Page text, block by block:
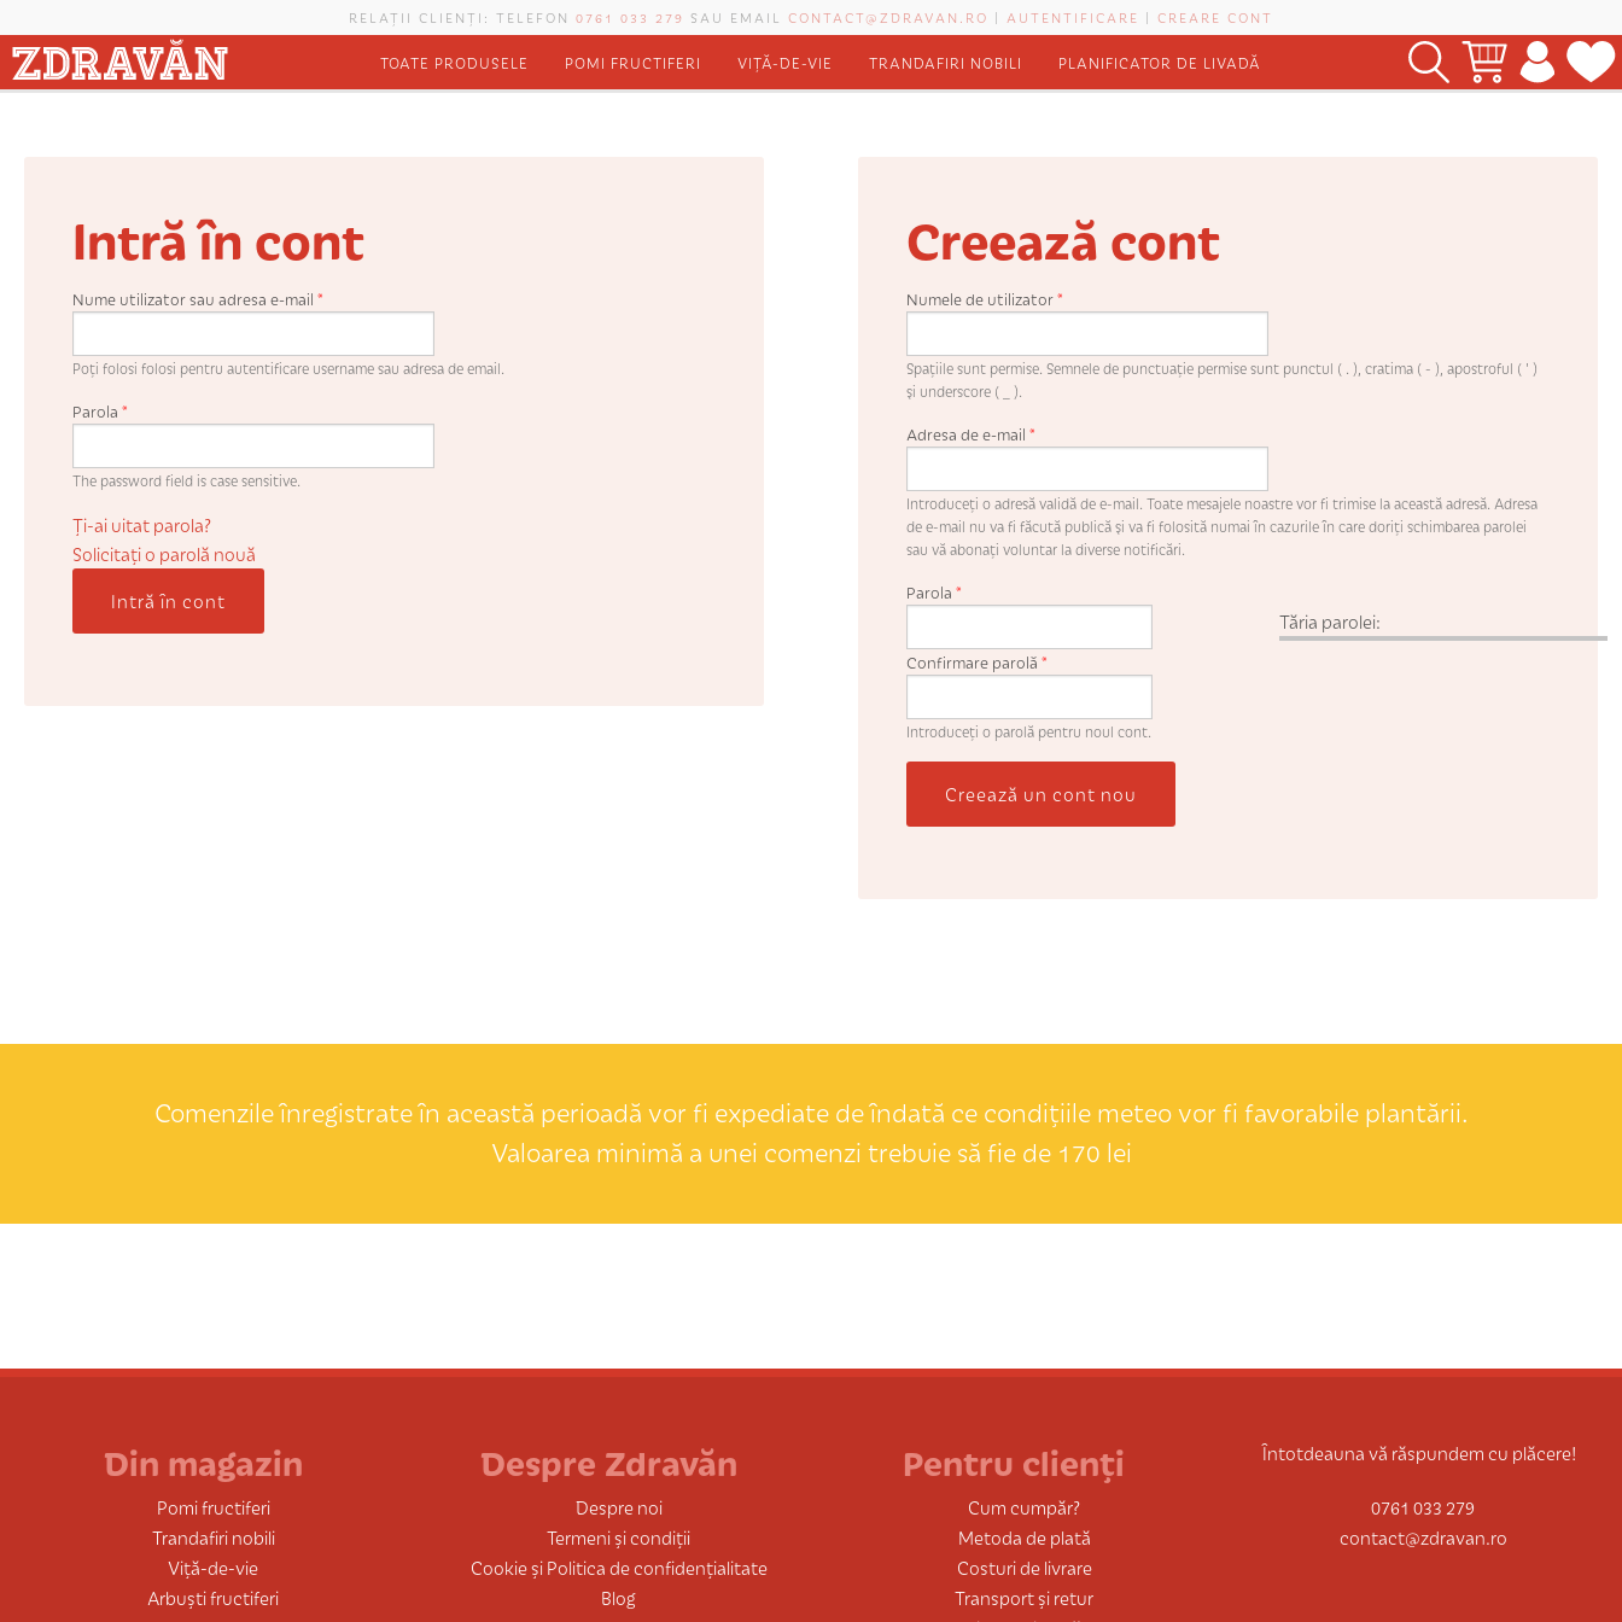
RELAȚII CLIENȚI: TELEFON 0761 033 279 SAU EMAIL CONTACT@ZDRAVAN.RO | AUTENTIFICARE | CREARE CONT
TOATE PRODUSELE POMI FRUCTIFERI VIȚĂ-DE-VIE TRANDAFIRI NOBILI PLANIFICATOR DE LIVADĂ
Intră în cont
Nume utilizator sau adresa e-mail *
Poți folosi folosi pentru autentificare username sau adresa de email.
Parola *
The password field is case sensitive.
Ți-ai uitat parola?
Solicitaţi o parolă nouă
Intră în cont
Creează cont
Numele de utilizator*
Spaţiile sunt permise. Semnele de punctuaţie permise sunt punctul ( . ), cratima ( - ), apostroful ( ' )
şi underscore ( _ ).
Adresa de e-mail*
Introduceţi o adresă validă de e-mail. Toate mesajele noastre vor fi trimise la această adresă. Adresa
de e-mail nu va fi făcută publică şi va fi folosită numai în cazurile în care doriţi schimbarea parolei
sau vă abonaţi voluntar la diverse notificări.
Tăria parolei:
Parola*
Confirmare parolă*
Introduceţi o parolă pentru noul cont.
Creează un cont nou
Comenzile înregistrate în această perioadă vor fi expediate de îndată ce condițiile meteo vor fi favorabile plantării.
Valoarea minimă a unei comenzi trebuie să fie de 170 lei
Din magazin
Pomi fructiferi
Trandafiri nobili
Viță-de-vie
Arbuști fructiferi
Despre Zdravăn
Despre noi
Termeni și condiții
Cookie și Politica de confidențialitate
Blog
Pentru clienți
Cum cumpăr?
Metoda de plată
Costuri de livrare
Transport și retur
Întotdeauna vă răspundem cu plăcere!
0761 033 279
contact@zdravan.ro